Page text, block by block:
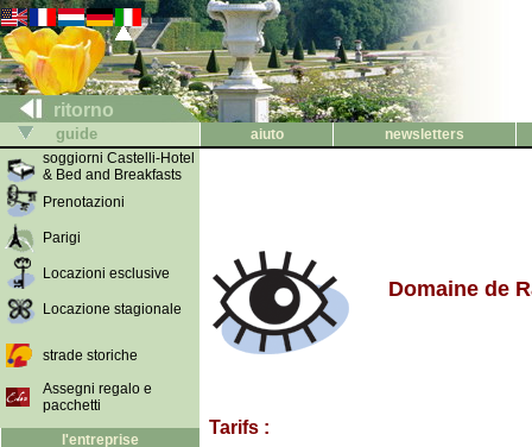
ritorno
guide aiuto
newsletters
soggiorni Castelli-Hotel
& Bed and Breakfasts
Prenotazioni
Parigi
Locazioni esclusive
Locazione stagionale
strade storiche
Assegni regalo e
pacchetti
l'entreprise
Domaine de
Tarifs :